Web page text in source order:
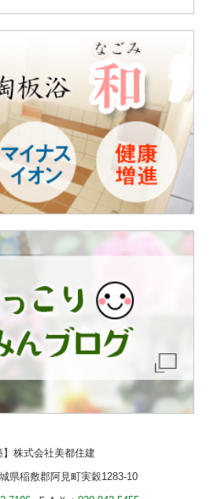
株式会社美都住建
県稲敷郡阿見町実穀1283-10